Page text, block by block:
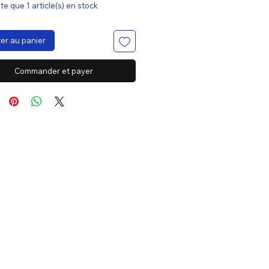
que 1 article(s) en stock
au panier
Commander et payer